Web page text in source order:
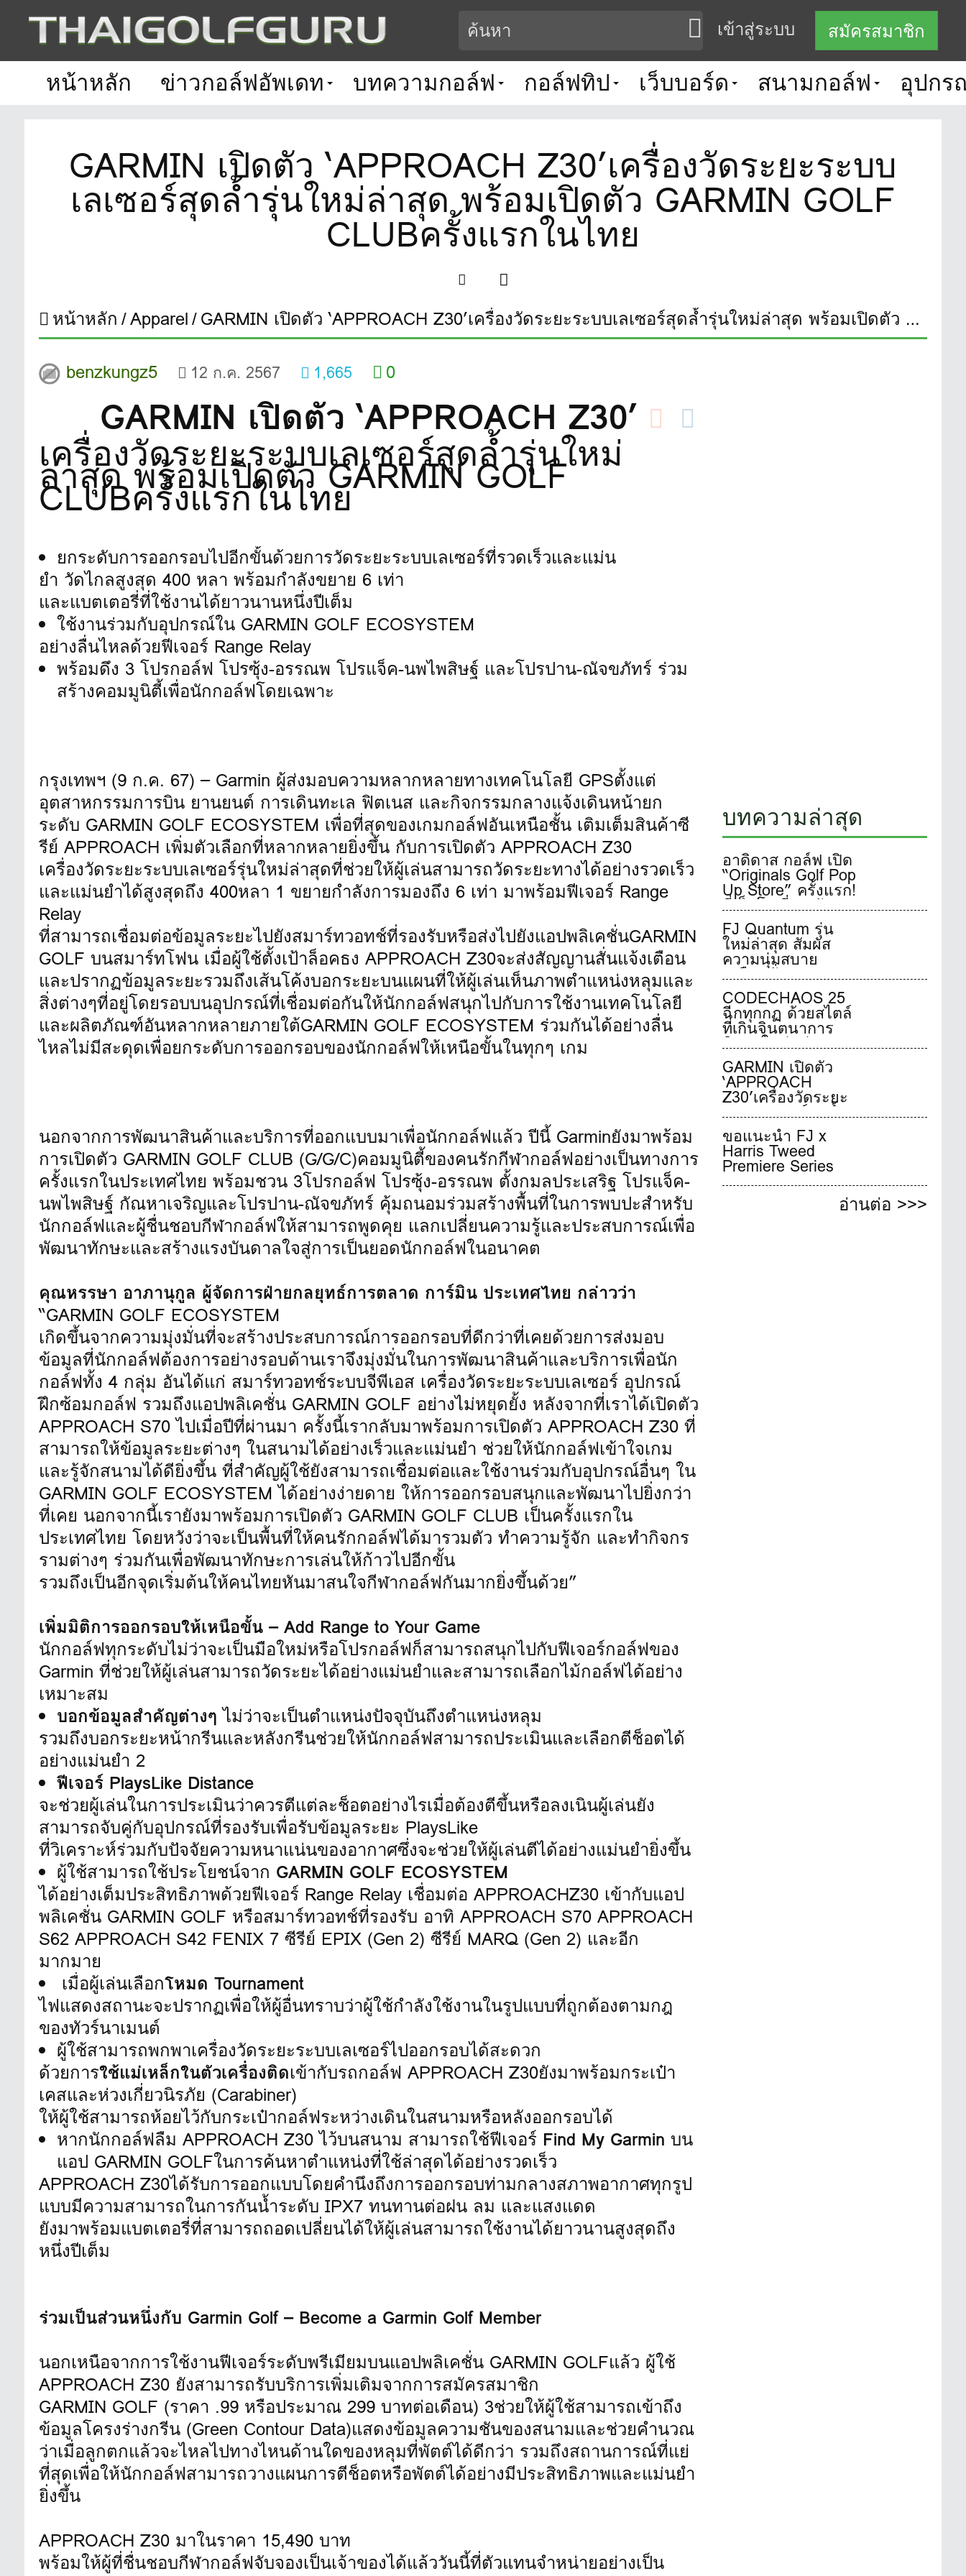
เข้าสู่ระบบ สมัครสมาชิก
หน้าหลัก ข่าวกอล์ฟอัพเดท บทความกอล์ฟ กอล์ฟทิป เว็บบอร์ด สนามกอล์ฟ อุปก
GARMIN เปิดตัว ‘APPROACH Z30’เครื่องวัดระยะระบบ
เลเซอร์สุดล้ำรุ่นใหม่ล่าสุด พร้อมเปิดตัว GARMIN GOLF
CLUBครั้งแรกในไทย
หน้าหลัก Apparel GARMIN เปิดตัว ‘APPROACH Z30’เครื่องวัดระยะระบบเลเซอร์สุดล้ำรุ่นใหม่ล่าสุด พร้อมเปิดตัว GARMIN GOLF CLUBครั้งแรกในไทย
benzkungz5
12 ก.ค. 2567 1,665 0
GARMIN เปิดตัว ‘APPROACH Z30’
เครื่องวัดระยะระบบเลเซอร์สุดล้ำรุ่นใหม่
ล่าสุด พร้อมเปิดตัว GARMIN GOLF
CLUBครั้งแรกในไทย
ยกระดับการออกรอบไปอีกขั้นด้วยการวัดระยะระบบเลเซอร์ที่รวดเร็วและแม่น
ยำ วัดไกลสูงสุด 400 หลา พร้อมกำลังขยาย 6 เท่า
และแบตเตอรี่ที่ใช้งานได้ยาวนานหนึ่งปีเต็ม
ใช้งานร่วมกับอุปกรณ์ใน GARMIN GOLF ECOSYSTEM
อย่างลื่นไหลด้วยฟีเจอร์ Range Relay
พร้อมดึง 3 โปรกอล์ฟ โปรซุ้ง-อรรณพ โปรแจ็ค-นพไพสิษฐ์ และโปรปาน-ณัจขภัทร์ ร่วม
สร้างคอมมูนิตี้เพื่อนักกอล์ฟโดยเฉพาะ
กรุงเทพฯ (9 ก.ค. 67) – Garmin ผู้ส่งมอบความหลากหลายทางเทคโนโลยี GPSตั้งแต่
อุตสาหกรรมการบิน ยานยนต์ การเดินทะเล ฟิตเนส และกิจกรรมกลางแจ้งเดินหน้ายก
ระดับ GARMIN GOLF ECOSYSTEM เพื่อที่สุดของเกมกอล์ฟอันเหนือชั้น เติมเต็มสินค้าซี
รีย์ APPROACH เพิ่มตัวเลือกที่หลากหลายยิ่งขึ้น กับการเปิดตัว APPROACH Z30
เครื่องวัดระยะระบบเลเซอร์รุ่นใหม่ล่าสุดที่ช่วยให้ผู้เล่นสามารถวัดระยะทางได้อย่างรวดเร็ว
และแม่นยำได้สูงสุดถึง 400หลา 1 ขยายกำลังการมองถึง 6 เท่า มาพร้อมฟีเจอร์ Range
Relay
ที่สามารถเชื่อมต่อข้อมูลระยะไปยังสมาร์ทวอทช์ที่รองรับหรือส่งไปยังแอปพลิเคชั่นGARMIN
GOLF บนสมาร์ทโฟน เมื่อผู้ใช้ตั้งเป้าล็อคธง APPROACH Z30จะส่งสัญญานสั่นแจ้งเตือน
และปรากฏข้อมูลระยะรวมถึงเส้นโค้งบอกระยะบนแผนที่ให้ผู้เล่นเห็นภาพตำแหน่งหลุมและ
สิ่งต่างๆที่อยู่โดยรอบบนอุปกรณ์ที่เชื่อมต่อกันให้นักกอล์ฟสนุกไปกับการใช้งานเทคโนโลยี
และผลิตภัณฑ์อันหลากหลายภายใต้GARMIN GOLF ECOSYSTEM ร่วมกันได้อย่างลื่น
ไหลไม่มีสะดุดเพื่อยกระดับการออกรอบของนักกอล์ฟให้เหนือขั้นในทุกๆ เกม
นอกจากการพัฒนาสินค้าและบริการที่ออกแบบมาเพื่อนักกอล์ฟแล้ว ปีนี้ Garminยังมาพร้อม
การเปิดตัว GARMIN GOLF CLUB (G/G/C)คอมมูนิตี้ของคนรักกีฬากอล์ฟอย่างเป็นทางการ
ครั้งแรกในประเทศไทย พร้อมชวน 3โปรกอล์ฟ โปรซุ้ง-อรรณพ ตั้งกมลประเสริฐ โปรแจ็ค-
นพไพสิษฐ์ กัณหาเจริญและโปรปาน-ณัจขภัทร์ คุ้มถนอมร่วมสร้างพื้นที่ในการพบปะสำหรับ
นักกอล์ฟและผู้ชื่นชอบกีฬากอล์ฟให้สามารถพูดคุย แลกเปลี่ยนความรู้และประสบการณ์เพื่อ
พัฒนาทักษะและสร้างแรงบันดาลใจสู่การเป็นยอดนักกอล์ฟในอนาคต
คุณหรรษา อาภานุกูล ผู้จัดการฝ่ายกลยุทธ์การตลาด การ์มิน ประเทศไทย กล่าวว่า
“GARMIN GOLF ECOSYSTEM
เกิดขึ้นจากความมุ่งมั่นที่จะสร้างประสบการณ์การออกรอบที่ดีกว่าที่เคยด้วยการส่งมอบ
ข้อมูลที่นักกอล์ฟต้องการอย่างรอบด้านเราจึงมุ่งมั่นในการพัฒนาสินค้าและบริการเพื่อนัก
กอล์ฟทั้ง 4 กลุ่ม อันได้แก่ สมาร์ทวอทช์ระบบจีพีเอส เครื่องวัดระยะระบบเลเซอร์ อุปกรณ์
ฝึกซ้อมกอล์ฟ รวมถึงแอปพลิเคชั่น GARMIN GOLF อย่างไม่หยุดยั้ง หลังจากที่เราได้เปิดตัว
APPROACH S70 ไปเมื่อปีที่ผ่านมา ครั้งนี้เรากลับมาพร้อมการเปิดตัว APPROACH Z30 ที่
สามารถให้ข้อมูลระยะต่างๆ ในสนามได้อย่างเร็วและแม่นยำ ช่วยให้นักกอล์ฟเข้าใจเกม
และรู้จักสนามได้ดียิ่งขึ้น ที่สำคัญผู้ใช้ยังสามารถเชื่อมต่อและใช้งานร่วมกับอุปกรณ์อื่นๆ ใน
GARMIN GOLF ECOSYSTEM ได้อย่างง่ายดาย ให้การออกรอบสนุกและพัฒนาไปยิ่งกว่า
ที่เคย นอกจากนี้เรายังมาพร้อมการเปิดตัว GARMIN GOLF CLUB เป็นครั้งแรกใน
ประเทศไทย โดยหวังว่าจะเป็นพื้นที่ให้คนรักกอล์ฟได้มารวมตัว ทำความรู้จัก และทำกิจกร
รามต่างๆ ร่วมกันเพื่อพัฒนาทักษะการเล่นให้ก้าวไปอีกขั้น
รวมถึงเป็นอีกจุดเริ่มต้นให้คนไทยหันมาสนใจกีฬากอล์ฟกันมากยิ่งขึ้นด้วย”
เพิ่มมิติการออกรอบให้เหนือขั้น – Add Range to Your Game
นักกอล์ฟทุกระดับไม่ว่าจะเป็นมือใหม่หรือโปรกอล์ฟก็สามารถสนุกไปกับฟีเจอร์กอล์ฟของ
Garmin ที่ช่วยให้ผู้เล่นสามารถวัดระยะได้อย่างแม่นยำและสามารถเลือกไม้กอล์ฟได้อย่าง
เหมาะสม
บอกข้อมูลสำคัญต่างๆไม่ว่าจะเป็นตำแหน่งปัจจุบันถึงตำแหน่งหลุม
รวมถึงบอกระยะหน้ากรีนและหลังกรีนช่วยให้นักกอล์ฟสามารถประเมินและเลือกตีช็อตได้
อย่างแม่นยำ 2
ฟีเจอร์ PlaysLike Distance
จะช่วยผู้เล่นในการประเมินว่าควรตีแต่ละช็อตอย่างไรเมื่อต้องตีขึ้นหรือลงเนินผู้เล่นยัง
สามารถจับคู่กับอุปกรณ์ที่รองรับเพื่อรับข้อมูลระยะ PlaysLike
ที่วิเคราะห์ร่วมกับปัจจัยความหนาแน่นของอากาศซึ่งจะช่วยให้ผู้เล่นตีได้อย่างแม่นยำยิ่งขึ้น
ผู้ใช้สามารถใช้ประโยชน์จาก GARMIN GOLF ECOSYSTEM
ได้อย่างเต็มประสิทธิภาพด้วยฟีเจอร์ Range Relay เชื่อมต่อ APPROACHZ30 เข้ากับแอป
พลิเคชั่น GARMIN GOLF หรือสมาร์ทวอทช์ที่รองรับ อาทิ APPROACH S70 APPROACH
S62 APPROACH S42 FENIX 7 ซีรีย์ EPIX (Gen 2) ซีรีย์ MARQ (Gen 2) และอีก
มากมาย
เมื่อผู้เล่นเลือกโหมด Tournament
ไฟแสดงสถานะจะปรากฏเพื่อให้ผู้อื่นทราบว่าผู้ใช้กำลังใช้งานในรูปแบบที่ถูกต้องตามกฎ
ของทัวร์นาเมนต์
ผู้ใช้สามารถพกพาเครื่องวัดระยะระบบเลเซอร์ไปออกรอบได้สะดวก
ด้วยการใช้แม่เหล็กในตัวเครื่องติดเข้ากับรถกอล์ฟ APPROACH Z30ยังมาพร้อมกระเป๋า
เคสและห่วงเกี่ยวนิรภัย (Carabiner)
ให้ผู้ใช้สามารถห้อยไว้กับกระเป๋ากอล์ฟระหว่างเดินในสนามหรือหลังออกรอบได้
หากนักกอล์ฟลืม APPROACH Z30 ไว้บนสนาม สามารถใช้ฟีเจอร์ Find My Garmin บน
แอป GARMIN GOLFในการค้นหาตำแหน่งที่ใช้ล่าสุดได้อย่างรวดเร็ว
APPROACH Z30ได้รับการออกแบบโดยคำนึงถึงการออกรอบท่ามกลางสภาพอากาศทุกรูป
แบบมีความสามารถในการกันน้ำระดับ IPX7 ทนทานต่อฝน ลม และแสงแดด
ยังมาพร้อมแบตเตอรี่ที่สามารถถอดเปลี่ยนได้ให้ผู้เล่นสามารถใช้งานได้ยาวนานสูงสุดถึง
หนึ่งปีเต็ม
ร่วมเป็นส่วนหนึ่งกับ Garmin Golf – Become a Garmin Golf Member
นอกเหนือจากการใช้งานฟีเจอร์ระดับพรีเมียมบนแอปพลิเคชั่น GARMIN GOLFแล้ว ผู้ใช้
APPROACH Z30 ยังสามารถรับบริการเพิ่มเติมจากการสมัครสมาชิก
GARMIN GOLF (ราคา .99 หรือประมาณ 299 บาทต่อเดือน) 3ช่วยให้ผู้ใช้สามารถเข้าถึง
ข้อมูลโครงร่างกรีน (Green Contour Data)แสดงข้อมูลความชันของสนามและช่วยคำนวณ
ว่าเมื่อลูกตกแล้วจะไหลไปทางไหนด้านใดของหลุมที่พัตต์ได้ดีกว่า รวมถึงสถานการณ์ที่แย่
ที่สุดเพื่อให้นักกอล์ฟสามารถวางแผนการตีช็อตหรือพัตต์ได้อย่างมีประสิทธิภาพและแม่นยำ
ยิ่งขึ้น
APPROACH Z30 มาในราคา 15,490 บาท
พร้อมให้ผู้ที่ชื่นชอบกีฬากอล์ฟจับจองเป็นเจ้าของได้แล้ววันนี้ที่ตัวแทนจำหน่ายอย่างเป็น
บทความล่าสุด
อาดิดาส กอล์ฟ เปิด
“Originals Golf Pop
Up Store” ครั้งแรก!
ที่เอ็มโพเรี่ยม อับเดท
สีสันเพิ่มเติมเอาใจ
นักกอล์ฟผู้รักแฟชั่น
26 มิ.ย.-23 ก.ค.นี้
FJ Quantum รุ่น
ใหม่ล่าสุด สัมผัส
ความนุ่มสบาย
เหมือนดั่งเมฆ
CODECHAOS 25
ฉีกทุกกฏ ด้วยสไตล์
ที่เกินจินตนาการ
นิยามใหม่แห่ง
ประสิทธิภาพรองเท้า
กอล์ฟไร้ปุ่มระดับ
ทัวร์
GARMIN เปิดตัว
‘APPROACH
Z30’เครื่องวัดระยะ
ระบบเลเซอร์สุดล้ำ
รุ่นใหม่ล่าสุด พร้อม
เปิดตัว GARMIN
GOLF CLUBครั้ง
แรกในไทย
ขอแนะนำ FJ x
Harris Tweed
Premiere Series
อ่านต่อ >>>